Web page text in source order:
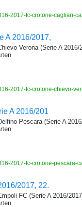
2017-fc-crotone-cagliari-
A 2016/2017,
Verona (Serie A
2017-fc-crotone-chievo-
A 2016/201
Pescara (Serie A
2017-fc-crotone-pescara-
2017, 22.
FC (Serie A 2016/